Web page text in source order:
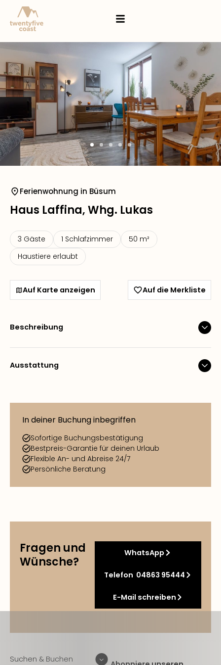
Ferienwohnung in Büsum
Haus Laffina, Whg. Lukas
3 Gäste 1 Schlafzimmer
50 m²
Haustiere erlaubt
Auf Karte anzeigen Auf die Merkliste
Beschreibung
Ausstattung
In deiner Buchung inbegriffen
Sofortige Buchungsbestätigung
Bestpreis-Garantie für deinen Urlaub
Flexible An- und Abreise 24/7
Persönliche Beratung
Fragen und
Wünsche?
WhatsApp
Telefon 04863 95444
E-Mail schreiben
Suchen & Buchen